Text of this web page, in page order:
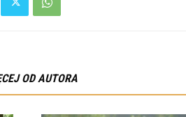
OD AUTORA